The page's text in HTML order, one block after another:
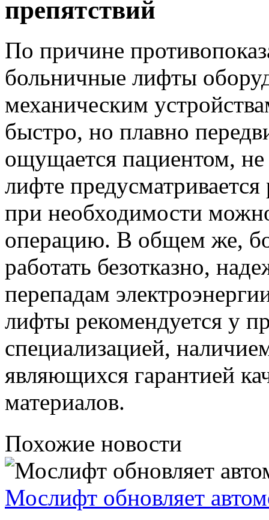
препятствий
По причине
больничные лифты
механическим
быстро, но плавно
ощущается пациентом,
лифте
при необходимости
операцию. В общем же,
работать безотказно,
перепадам
лифты рекомендуется у
специализацией,
являющихся гарантией
материалов.
Похожие новости
Мослифт обновляет